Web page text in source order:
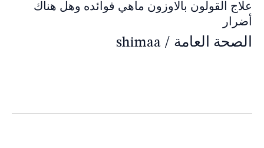
علاج القولون بالاوزون ماهي فوائده وهل هناك
أضرار
الصحة العامة /
shimaa